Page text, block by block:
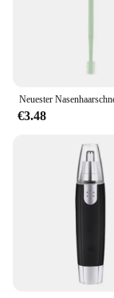
daily routine,
€3.48